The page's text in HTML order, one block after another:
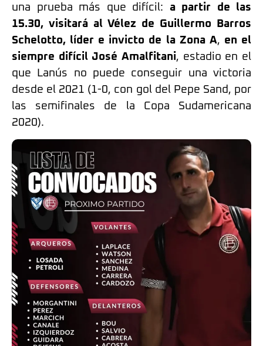
una prueba más que difícil: a partir de las
15.30, visitará al Vélez de Guillermo Barros
Schelotto, líder e invicto de la Zona A, en el
siempre difícil José Amalfitani, estadio en el
que Lanús no puede conseguir una victoria
desde el 2021 (1-0, con gol del Pepe Sand, por
las semifinales de la Copa Sudamericana
2020).